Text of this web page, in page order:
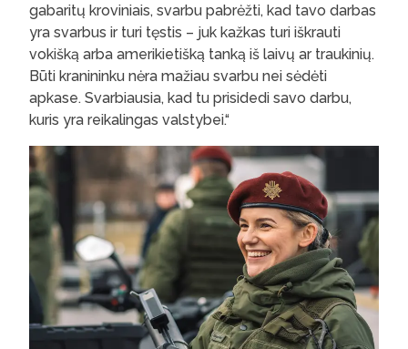
gabaritų kroviniais, svarbu pabrėžti, kad tavo darbas
yra svarbus ir turi tęstis – juk kažkas turi iškrauti
vokišką arba amerikietišką tanką iš laivų ar traukinių.
Būti kranininku nėra mažiau svarbu nei sėdėti
apkase. Svarbiausia, kad tu prisidedi savo darbu,
kuris yra reikalingas valstybei.“